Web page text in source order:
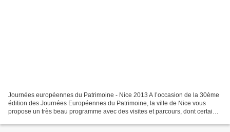
Journées européennes du Patrimoine - Nice 2013 A l’occasion de la 30ème
édition des Journées Européennes du Patrimoine, la ville de Nice vous
propose un très beau programme avec des visites et parcours, dont certains